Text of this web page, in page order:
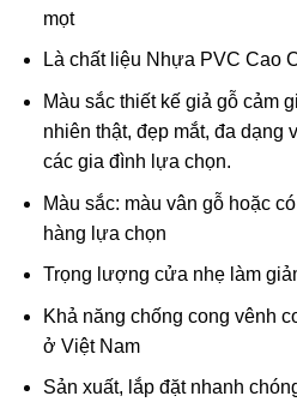
mọt
Là chất liệu Nhựa PVC Cao
Màu sắc thiết kế giả gỗ cảm
nhiên thật, đẹp mắt, đa dạng
các gia đình lựa chọn.
Màu sắc: màu vân gỗ hoặc
hàng lựa chọn
Trọng lượng cửa nhẹ làm
Khả năng chống cong vênh
ở Việt Nam
Sản xuất, lắp đặt nhanh